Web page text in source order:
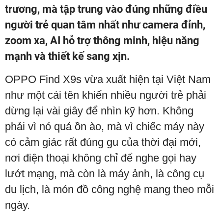
trương, mà tập trung vào đúng những điều
người trẻ quan tâm nhất như camera đỉnh,
zoom xa, AI hỗ trợ thông minh, hiệu năng
mạnh và thiết kế sang xịn.
OPPO Find X9s vừa xuất hiện tại Việt Nam
như một cái tên khiến nhiều người trẻ phải
dừng lại vài giây để nhìn kỹ hơn. Không
phải vì nó quá ồn ào, mà vì chiếc máy này
có cảm giác rất đúng gu của thời đại mới,
nơi điện thoại không chỉ để nghe gọi hay
lướt mạng, mà còn là máy ảnh, là công cụ
du lịch, là món đồ công nghệ mang theo mỗi
ngày.